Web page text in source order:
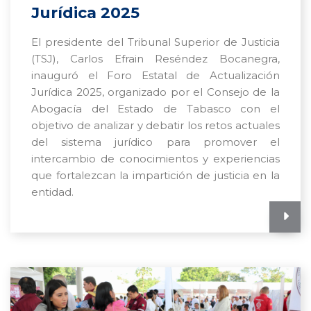
Jurídica 2025
El presidente del Tribunal Superior de Justicia
(TSJ), Carlos Efrain Reséndez Bocanegra,
inauguró el Foro Estatal de Actualización
Jurídica 2025, organizado por el Consejo de la
Abogacía del Estado de Tabasco con el
objetivo de analizar y debatir los retos actuales
del sistema jurídico para promover el
intercambio de conocimientos y experiencias
que fortalezcan la impartición de justicia en la
entidad.